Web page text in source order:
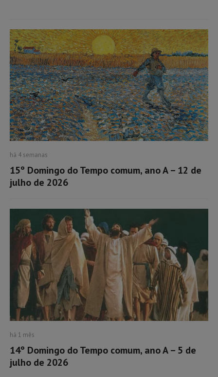
há 4 semanas
15º Domingo do Tempo comum, ano A – 12 de
julho de 2026
há 1 mês
14º Domingo do Tempo comum, ano A – 5 de
julho de 2026